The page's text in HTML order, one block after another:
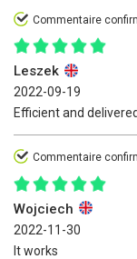
Commentaire
Leszek
2022-09-19
Efficient and
Commentaire
Wojciech
2022-11-30
It works